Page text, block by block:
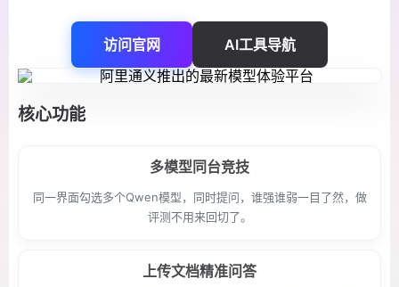
访问官网 AI工具导航
核心功能
多模型同台竞技
同一界面勾选多个Qwen模型，同时提问，谁强谁弱一目了然，做
评测不用来回切了。
上传文档精准问答